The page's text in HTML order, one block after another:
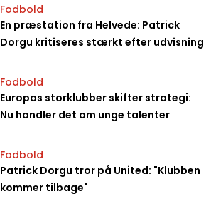
Fodbold
En præstation fra Helvede: Patrick
Dorgu kritiseres stærkt efter udvisning
Fodbold
Europas storklubber skifter strategi:
Nu handler det om unge talenter
Fodbold
Patrick Dorgu tror på United: "Klubben
kommer tilbage"